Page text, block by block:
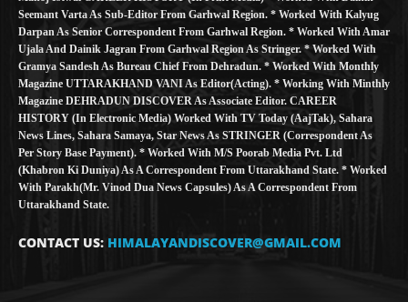
Seemant Varta As Sub-Editor From Garhwal Region. * Worked With Kalyug
Darpan As Senior Correspondent From Garhwal Region. * Worked With Amar
Ujala And Dainik Jagran From Garhwal Region As Stringer. * Worked With
Gramya Sandesh As Bureau Chief From Dehradun. * Worked With Monthly
Magazine UTTARAKHAND VANI As Editor(Acting). * Working With Minthly
Magazine DEHRADUN DISCOVER As Associate Editor. CAREER
HISTORY (in Electronic Media) Worked With TV Today (AajTak), Sahara
News Lines, Sahara Samaya, Star News As STRINGER (Correspondent As
Per Story Base Payment). * Worked With M/S Poorab Media Pvt. Ltd
(Khabron Ki Duniya) As A Correspondent From Uttarakhand State. * Worked
With Parakh(Mr. Vinod Dua News Capsules) As A Correspondent From
Uttarakhand State.
CONTACT US: HIMALAYANDISCOVER@GMAIL.COM